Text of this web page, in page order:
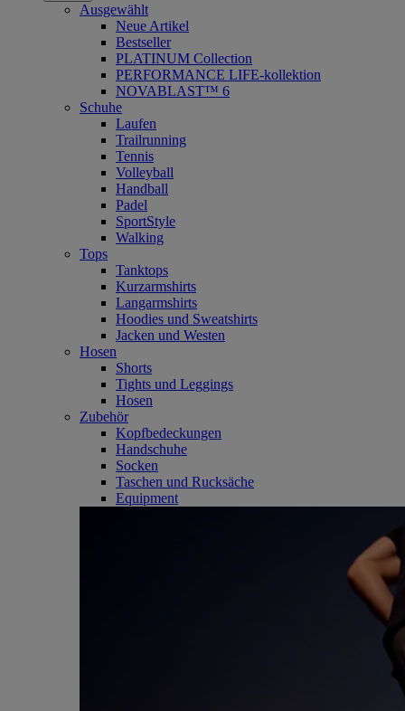
Ausgewählt
Neue Artikel
Bestseller
PLATINUM Collection
PERFORMANCE LIFE-kollektion
NOVABLAST™ 6
Schuhe
Laufen
Trailrunning
Tennis
Volleyball
Handball
Padel
SportStyle
Walking
Tops
Tanktops
Kurzarmshirts
Langarmshirts
Hoodies und Sweatshirts
Jacken und Westen
Hosen
Shorts
Tights und Leggings
Hosen
Zubehör
Kopfbedeckungen
Handschuhe
Socken
Taschen und Rucksäche
Equipment